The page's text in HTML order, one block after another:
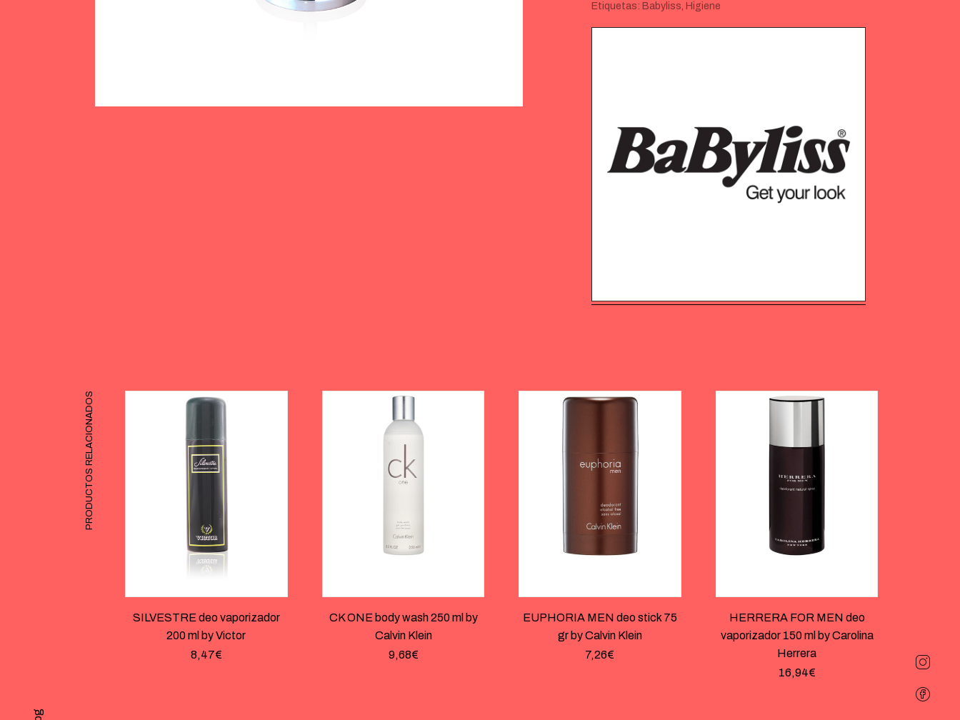
Etiquetas: Babyliss, Higiene
PRODUCTOS RELACIONADOS
SILVESTRE deo vaporizador
200 ml by Victor
8,47€
CK ONE body wash 250 ml by
Calvin Klein
9,68€
EUPHORIA MEN deo stick 75
gr by Calvin Klein
7,26€
HERRERA FOR MEN deo
vaporizador 150 ml by Carolina
Herrera
16,94€